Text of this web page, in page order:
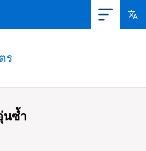
ร
นซ้ำ